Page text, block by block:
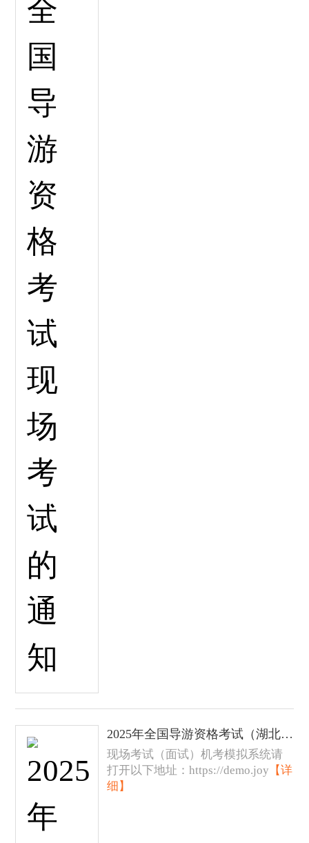
2025年全国导游资格考试（湖北考区）现场考试（面试）机考模拟系统发布
现场考试（面试）机考模拟系统请
打开以下地址：https://demo.joy 【详
细】